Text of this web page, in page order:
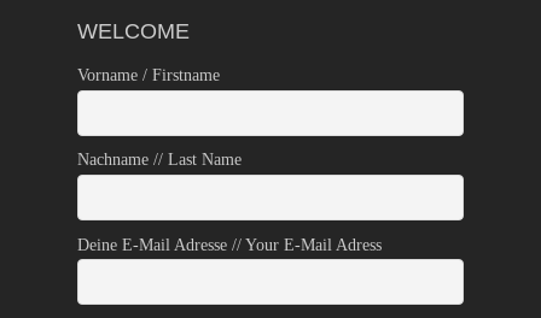
WELCOME
Vorname / Firstname
Nachname // Last Name
Deine E-Mail Adresse // Your E-Mail Adress